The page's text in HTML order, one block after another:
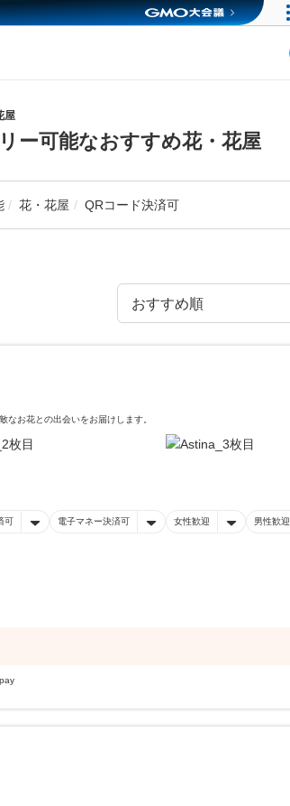
屋
ー可能なおすすめ花・花屋
花・花屋 QRコード決済可
なお花との出会いをお届けします。
可 電子マネー決済可 女性歓迎 男性歓迎